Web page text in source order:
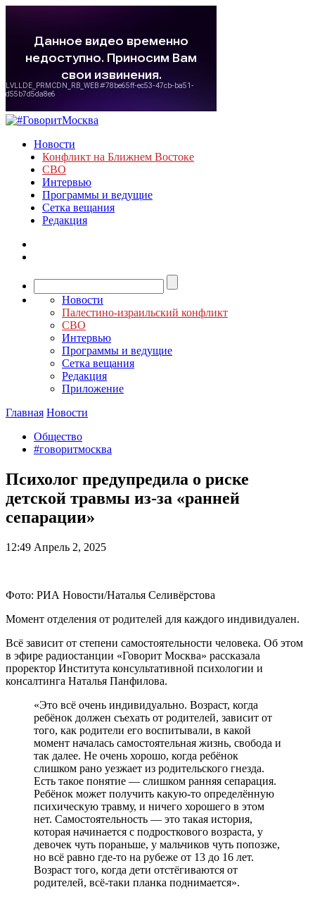
Новости
Конфликт на Ближнем Востоке
СВО
Интервью
Программы и ведущие
Сетка вещания
Редакция
Новости
Палестино-израильский конфликт
СВО
Интервью
Программы и ведущие
Сетка вещания
Редакция
Приложение
Главная Новости
Общество
#говоритмосква
Психолог предупредила о риске
детской травмы из-за «ранней
сепарации»
12:49 Апрель 2, 2025
Фото: РИА Новости/Наталья Селивёрстова
Момент отделения от родителей для каждого индивидуален.
Всё зависит от степени самостоятельности человека. Об этом
в эфире радиостанции «Говорит Москва» рассказала
проректор Института консультативной психологии и
консалтинга Наталья Панфилова.
«Это всё очень индивидуально. Возраст, когда
ребёнок должен съехать от родителей, зависит от
того, как родители его воспитывали, в какой
момент началась самостоятельная жизнь, свобода и
так далее. Не очень хорошо, когда ребёнок
слишком рано уезжает из родительского гнезда.
Есть такое понятие — слишком ранняя сепарация.
Ребёнок может получить какую-то определённую
психическую травму, и ничего хорошего в этом
нет. Самостоятельность — это такая история,
которая начинается с подросткового возраста, у
девочек чуть пораньше, у мальчиков чуть попозже,
но всё равно где-то на рубеже от 13 до 16 лет.
Возраст того, когда дети отстёгиваются от
родителей, всё-таки планка поднимается».